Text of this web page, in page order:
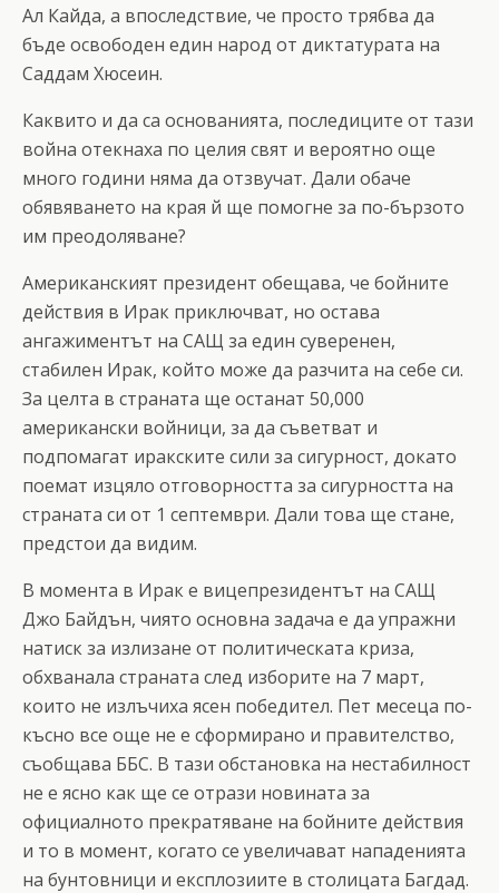
Ал Кайда, а впоследствие, че просто трябва да
бъде освободен един народ от диктатурата на
Саддам Хюсеин.
Каквито и да са основанията, последиците от тази
война отекнаха по целия свят и вероятно още
много години няма да отзвучат. Дали обаче
обявяването на края й ще помогне за по-бързото
им преодоляване?
Американският президент обещава, че бойните
действия в Ирак приключват, но остава
ангажиментът на САЩ за един суверенен,
стабилен Ирак, който може да разчита на себе си.
За целта в страната ще останат 50,000
американски войници, за да съветват и
подпомагат иракските сили за сигурност, докато
поемат изцяло отговорността за сигурността на
страната си от 1 септември. Дали това ще стане,
предстои да видим.
В момента в Ирак е вицепрезидентът на САЩ
Джо Байдън, чиято основна задача е да упражни
натиск за излизане от политическата криза,
обхванала страната след изборите на 7 март,
които не излъчиха ясен победител. Пет месеца по-
късно все още не е сформирано и правителство,
съобщава ББС. В тази обстановка на нестабилност
не е ясно как ще се отрази новината за
официалното прекратяване на бойните действия
и то в момент, когато се увеличават нападенията
на бунтовници и експлозиите в столицата Багдад.